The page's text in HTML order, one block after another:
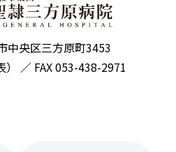
中央区三方原町3453
／ FAX 053-438-2971